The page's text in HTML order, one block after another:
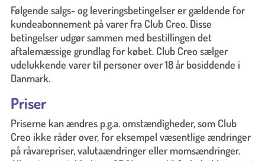
Følgende salgs- og leveringsbetingelser er gældende for
kundeabonnement på varer fra Club Creo. Disse
betingelser udgør sammen med bestillingen det
aftalemæssige grundlag for købet. Club Creo sælger
udelukkende varer til personer over 18 år bosiddende i
Danmark.
Priser
Priserne kan ændres p.g.a. omstændigheder, som Club
Creo ikke råder over, for eksempel væsentlige ændringer
på råvarepriser, valutaændringer eller momsændringer.